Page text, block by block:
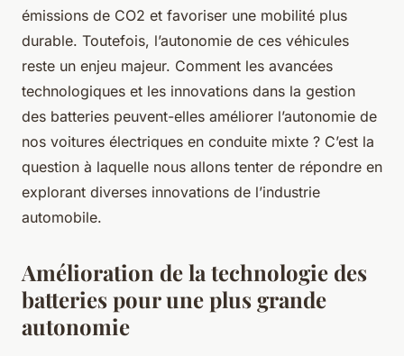
émissions de CO2 et favoriser une mobilité plus
durable. Toutefois, l’autonomie de ces véhicules
reste un enjeu majeur. Comment les avancées
technologiques et les innovations dans la gestion
des batteries peuvent-elles améliorer l’autonomie de
nos voitures électriques en conduite mixte ? C’est la
question à laquelle nous allons tenter de répondre en
explorant diverses innovations de l’industrie
automobile.
Amélioration de la technologie des
batteries pour une plus grande
autonomie